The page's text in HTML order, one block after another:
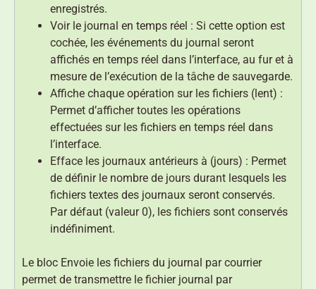
enregistrés.
Voir le journal en temps réel : Si cette option est
cochée, les événements du journal seront
affichés en temps réel dans l’interface, au fur et à
mesure de l’exécution de la tâche de sauvegarde.
Affiche chaque opération sur les fichiers (lent) :
Permet d’afficher toutes les opérations
effectuées sur les fichiers en temps réel dans
l’interface.
Efface les journaux antérieurs à (jours) : Permet
de définir le nombre de jours durant lesquels les
fichiers textes des journaux seront conservés.
Par défaut (valeur 0), les fichiers sont conservés
indéfiniment.
Le bloc Envoie les fichiers du journal par courrier
permet de transmettre le fichier journal par